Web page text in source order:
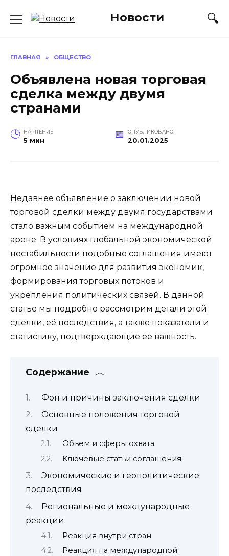
Новости
ГЛАВНАЯ » ОБЩЕСТВО
Объявлена новая торговая
сделка между двумя
странами
НА ЧТЕНИЕ
5 мин
ОПУБЛИКОВАНО
20.01.2025
Недавнее объявление о заключении новой
торговой сделки между двумя государствами
стало важным событием на международной
арене. В условиях глобальной экономической
нестабильности подобные соглашения имеют
огромное значение для развития экономик,
формирования торговых потоков и
укрепления политических связей. В данной
статье мы подробно рассмотрим детали этой
сделки, её последствия, а также показатели и
статистику, подтверждающие её важность.
Содержание
Фон и причины заключения сделки
Основные положения торговой
сделки
Объем и сферы охвата
Ключевые статьи соглашения
Экономические и геополитические
последствия
Региональные и международные
реакции
Реакция внутри стран
Реакция на международной